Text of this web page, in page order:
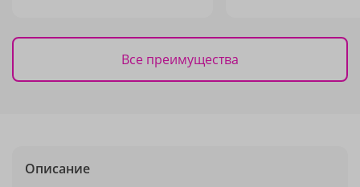
Все преимущества
Описание